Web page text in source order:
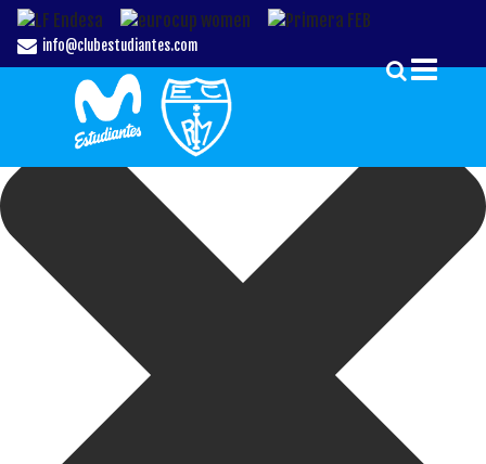
Gestionar el Consentimiento de las Cookies
info@clubestudiantes.com